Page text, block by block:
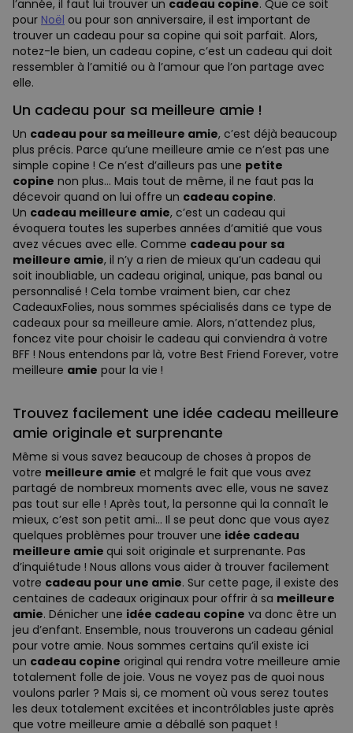
l’année, il faut lui trouver un cadeau copine. Que ce soit
pour Noël ou pour son anniversaire, il est important de
trouver un cadeau pour sa copine qui soit parfait. Alors,
notez-le bien, un cadeau copine, c’est un cadeau qui doit
ressembler à l’amitié ou à l’amour que l’on partage avec
elle.
Un cadeau pour sa meilleure amie !
Un cadeau pour sa meilleure amie, c’est déjà beaucoup
plus précis. Parce qu’une meilleure amie ce n’est pas une
simple copine ! Ce n’est d’ailleurs pas une petite
copine non plus… Mais tout de même, il ne faut pas la
décevoir quand on lui offre un cadeau copine.
Un cadeau meilleure amie, c’est un cadeau qui
évoquera toutes les superbes années d’amitié que vous
avez vécues avec elle. Comme cadeau pour sa
meilleure amie, il n’y a rien de mieux qu’un cadeau qui
soit inoubliable, un cadeau original, unique, pas banal ou
personnalisé ! Cela tombe vraiment bien, car chez
CadeauxFolies, nous sommes spécialisés dans ce type de
cadeaux pour sa meilleure amie. Alors, n’attendez plus,
foncez vite pour choisir le cadeau qui conviendra à votre
BFF ! Nous entendons par là, votre Best Friend Forever, votre
meilleure amie pour la vie !
Trouvez facilement une idée cadeau meilleure
amie originale et surprenante
Même si vous savez beaucoup de choses à propos de
votre meilleure amie et malgré le fait que vous avez
partagé de nombreux moments avec elle, vous ne savez
pas tout sur elle ! Après tout, la personne qui la connaît le
mieux, c’est son petit ami… Il se peut donc que vous ayez
quelques problèmes pour trouver une idée cadeau
meilleure amie qui soit originale et surprenante. Pas
d’inquiétude ! Nous allons vous aider à trouver facilement
votre cadeau pour une amie. Sur cette page, il existe des
centaines de cadeaux originaux pour offrir à sa meilleure
amie. Dénicher une idée cadeau copine va donc être un
jeu d’enfant. Ensemble, nous trouverons un cadeau génial
pour votre amie. Nous sommes certains qu’il existe ici
un cadeau copine original qui rendra votre meilleure amie
totalement folle de joie. Vous ne voyez pas de quoi nous
voulons parler ? Mais si, ce moment où vous serez toutes
les deux totalement excitées et incontrôlables juste après
que votre meilleure amie a déballé son paquet !